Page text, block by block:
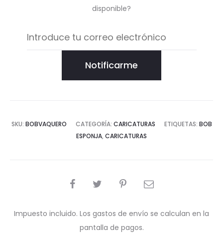
disponible?
Notificarme
SKU: BOBVAQUERO CATEGORÍA: CARICATURAS ETIQUETAS: BOB
ESPONJA, CARICATURAS
COMPARTIR
Impuesto incluido. Los gastos de envío se calculan en la
pantalla de pagos.